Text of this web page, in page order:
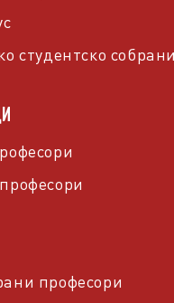
студентско
професори